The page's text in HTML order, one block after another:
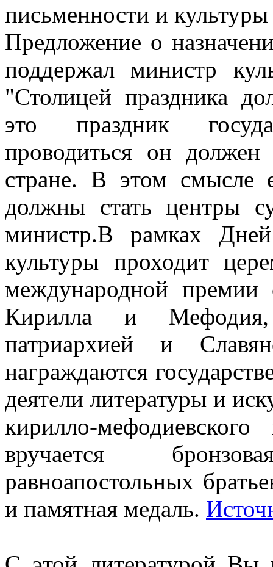
письменности и
Предложение о
поддержал министр
"Столицей праздника
это праздник
проводиться он
стране. В этом смысле
должны стать центры
министр.В рамках
культуры проходит
международной премии
Кирилла и Мефодия,
патриархией и
награждаются
деятели литературы и
кирилло-
вручается
равноапостольных
и памятная медаль.